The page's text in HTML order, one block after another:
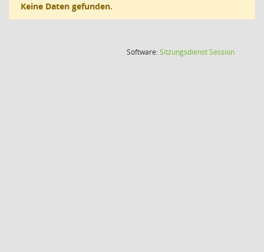
Keine Daten gefunden.
Software:SitzungsdienstSession(Wird in